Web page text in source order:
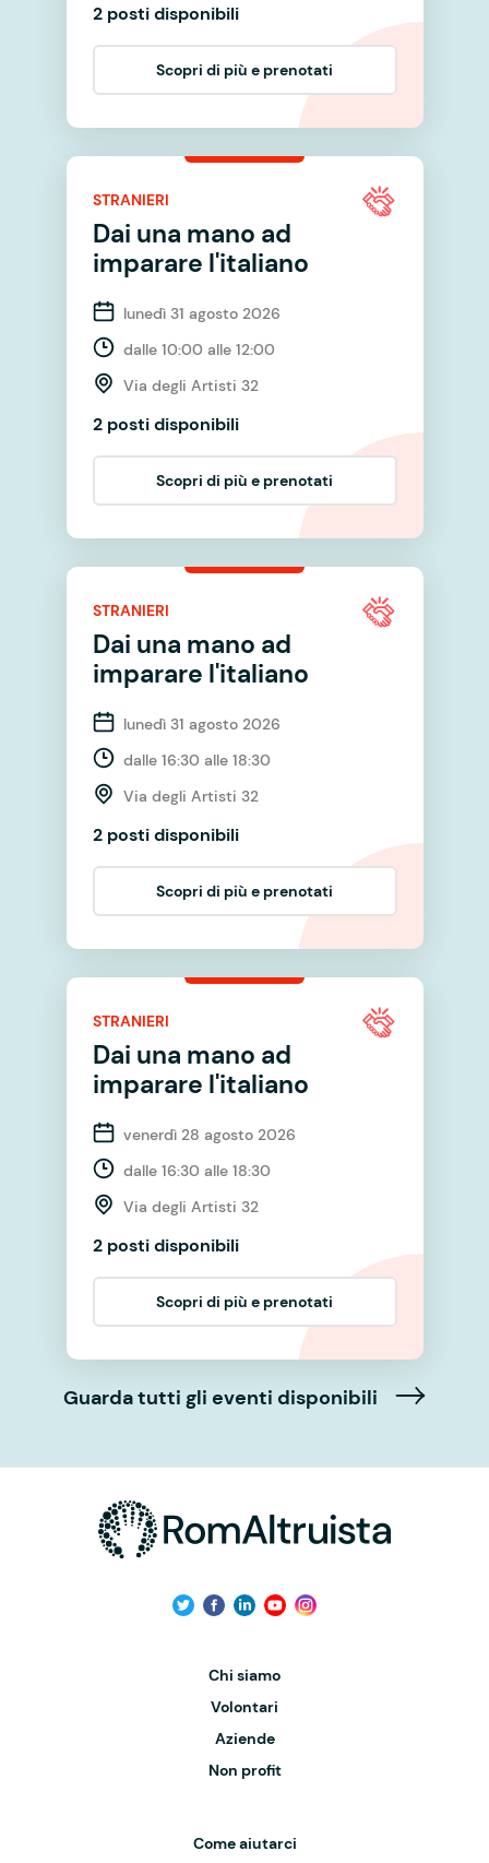
2 posti disponibili
Scopri di più e prenotati
STRANIERI
Dai una mano ad
imparare l'italiano
lunedì 31 agosto 2026
dalle 10:00 alle 12:00
Via degli Artisti 32
2 posti disponibili
Scopri di più e prenotati
STRANIERI
Dai una mano ad
imparare l'italiano
lunedì 31 agosto 2026
dalle 16:30 alle 18:30
Via degli Artisti 32
2 posti disponibili
Scopri di più e prenotati
STRANIERI
Dai una mano ad
imparare l'italiano
venerdì 28 agosto 2026
dalle 16:30 alle 18:30
Via degli Artisti 32
2 posti disponibili
Scopri di più e prenotati
Guarda tutti gli eventi disponibili
Chi siamo
Volontari
Aziende
Non profit
Come aiutarci